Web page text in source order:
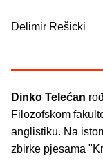
Delimir Rešicki
Dinko Telećan
Filozofskom
anglistiku. Na
zbirke pjesama